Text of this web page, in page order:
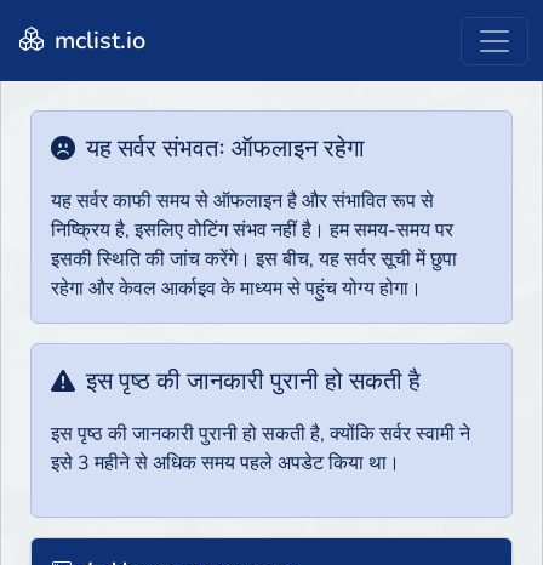
mclist.io
यह सर्वर संभवतः ऑफलाइन रहेगा
यह सर्वर काफी समय से ऑफलाइन है और संभावित रूप से
निष्क्रिय है, इसलिए वोटिंग संभव नहीं है। हम समय-समय पर
इसकी स्थिति की जांच करेंगे। इस बीच, यह सर्वर सूची में छुपा
रहेगा और केवल आर्काइव के माध्यम से पहुंच योग्य होगा।
इस पृष्ठ की जानकारी पुरानी हो सकती है
इस पृष्ठ की जानकारी पुरानी हो सकती है, क्योंकि सर्वर स्वामी ने
इसे 3 महीने से अधिक समय पहले अपडेट किया था।